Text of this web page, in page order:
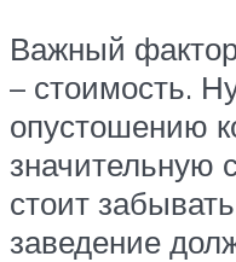
Важный
– стоимость.
опустошению
значительную
стоит
заведение